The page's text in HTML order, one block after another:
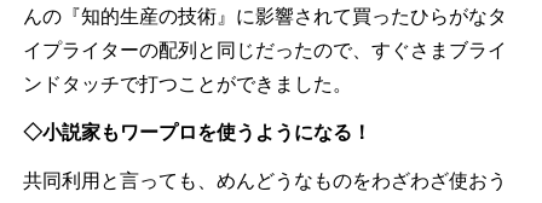
んの『知的生産の技術』に影響されて買ったひらがなタ
イプライターの配列と同じだったので、すぐさまブライ
ンドタッチで打つことができました。
◇小説家もワープロを使うようになる！
共同利用と言っても、めんどうなものをわざわざ使おう